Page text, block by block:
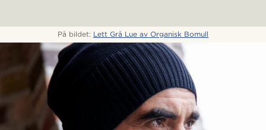
På bildet: Lett Grå Lue av Organisk Bomull